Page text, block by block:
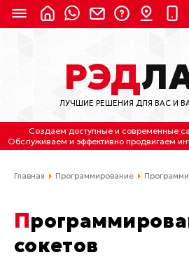
8 (800) 550-
Мск)
Бесплатно по
(4212) 658-653
(4212) 637-673
Отдельный вход \
РЭД
ЛУЧШИЕ РЕШЕНИЯ ДЛЯ ВАС И
Создаем доступные и современные
Обслуживаем и эффективно продвигаем
Главная Программирование
Программирование
сокетов